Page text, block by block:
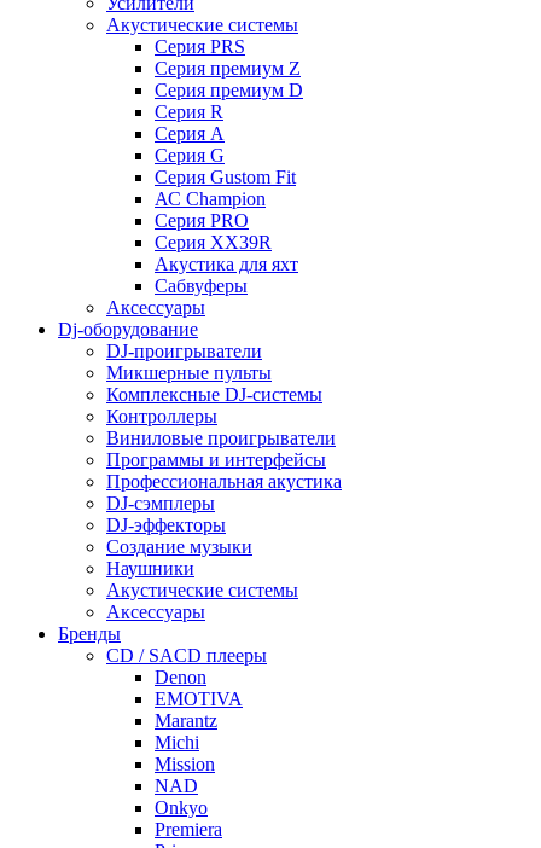
Акустические системы
Cерия PRS
Cерия премиум Z
Cерия премиум D
Cерия R
Cерия A
Cерия G
Cерия Gustom Fit
АС Champion
Cерия PRO
Cерия XX39R
Акустика для яхт
Сабвуферы
Аксессуары
Dj-оборудование
DJ-проигрыватели
Микшерные пульты
Комплексные DJ-системы
Контроллеры
Виниловые проигрыватели
Программы и интерфейсы
Профессиональная акустика
DJ-сэмплеры
DJ-эффекторы
Создание музыки
Наушники
Акустические системы
Аксессуары
Бренды
CD / SACD плееры
Denon
EMOTIVA
Marantz
Michi
Mission
NAD
Onkyo
Premiera